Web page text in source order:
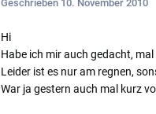
Geschrieben 10. November 2010
Hi
Habe ich mir auch gedacht,
Leider ist es nur am regnen,
War ja gestern auch mal kurz